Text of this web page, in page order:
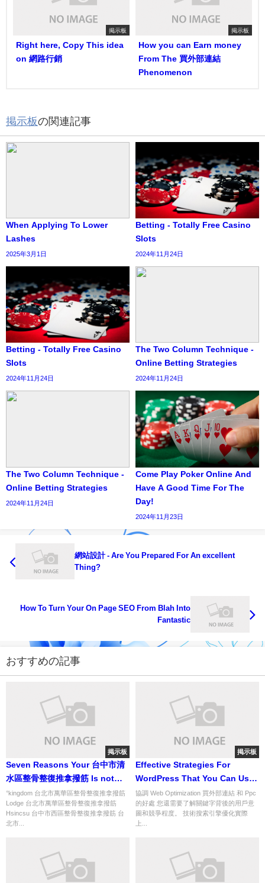
掲示板
Right here, Copy This idea
on 網路行銷
掲示板
How you can Earn money
From The 買外部連結
Phenomenon
掲示板の関連記事
When Applying To Lower
Lashes
2025年3月1日
Betting - Totally Free Casino
Slots
2024年11月24日
Betting - Totally Free Casino
Slots
2024年11月24日
The Two Column Technique -
Online Betting Strategies
2024年11月24日
The Two Column Technique -
Online Betting Strategies
2024年11月24日
Come Play Poker Online And
Have A Good Time For The
Day!
2024年11月23日
網站設計 - Are You Prepared For An excellent
Thing?
How To Turn Your On Page SEO From Blah Into
Fantastic
おすすめの記事
掲示板
Seven Reasons Your 台中市清
水區整骨整復推拿撥筋 Is not
What It Must be
°kingdom 台北市萬華區整骨整復推拿撥筋
Lodge 台北市萬華區整骨整復推拿撥筋
Hsincsu 台中市西區整骨整復推拿撥筋 台
北市...
掲示板
Effective Strategies For
WordPress That You Can Use
Starting Today
協調 Web Optimization 買外部連結 和 Ppc
的好處 您還需要了解關鍵字背後的用戶意
圖和競爭程度。 技術搜索引擎優化實際
上...